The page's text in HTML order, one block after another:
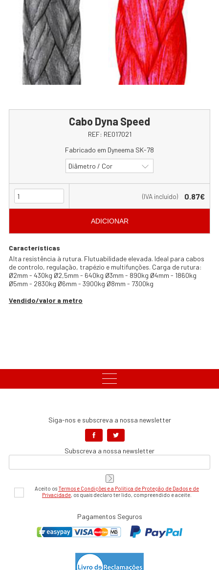
Cabo Dyna Speed
REF: RE017021
Fabricado em Dyneema SK-78
Diâmetro / Cor
(IVA incluído) 0.87€
ADICIONAR
Características
Alta resistência à rutura. Flutuabilidade elevada. Ideal para cabos
de controlo, regulação, trapézio e multifunções. Carga de rutura:
Ø2mm - 430kg Ø2,5mm - 640kg Ø3mm - 890kg Ø4mm - 1860kg
Ø5mm - 2830kg Ø6mm - 3900kg Ø8mm - 7300kg
Vendido/valor a metro
Siga-nos e subscreva a nossa newsletter
Subscreva a nossa newsletter
Aceito osTermos e Condições e a Política de Proteção de Dados e de
Privacidade, os quais declaro ter lido, compreendido e aceite.
Pagamentos Seguros